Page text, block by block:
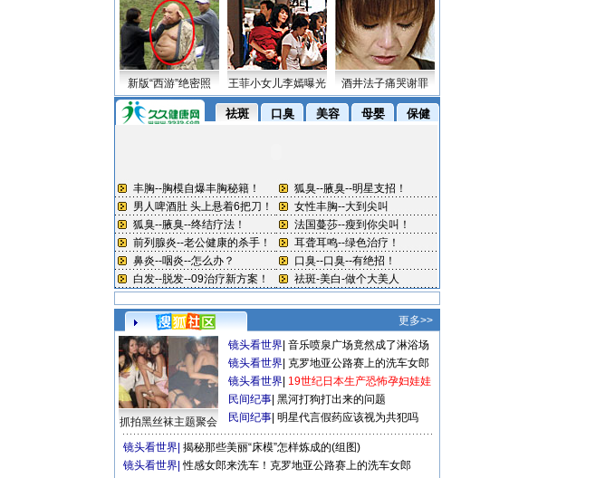
新版“西游”绝密照 王菲小女儿李嫣曝光 酒井法子痛哭谢罪
更多>>
抓拍黑丝袜主题聚会
镜头看世界 音乐喷泉广场竟然成了淋浴场
镜头看世界 克罗地亚公路赛上的洗车女郎
镜头看世界 19世纪日本生产恐怖孕妇娃娃
民间纪事 黑河打狗打出来的问题
民间纪事 明星代言假药应该视为共犯吗
镜头看世界 揭秘那些美丽“床模”怎样炼成的(组图)
镜头看世界 性感女郎来洗车！克罗地亚公路赛上的洗车女郎